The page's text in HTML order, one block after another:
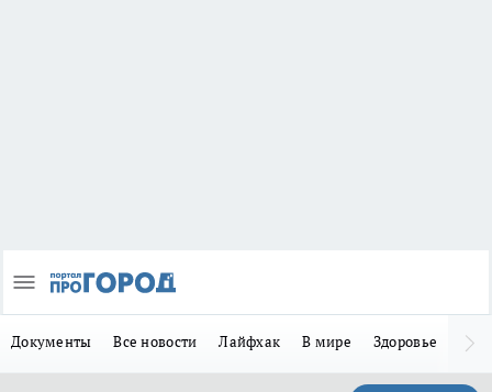
Документы Все новости Лайфхак В мире Здоровье